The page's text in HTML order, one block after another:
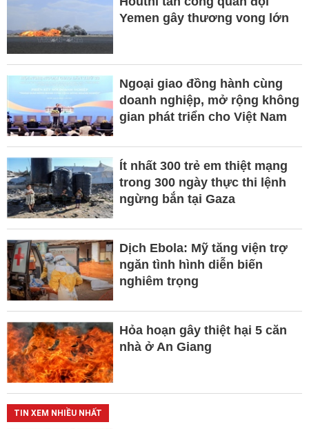
Yemen gây thương vong lớn
Ngoại giao đồng hành cùng
doanh nghiệp, mở rộng không
gian phát triển cho Việt Nam
Ít nhất 300 trẻ em thiệt mạng
trong 300 ngày thực thi lệnh
ngừng bắn tại Gaza
Dịch Ebola: Mỹ tăng viện trợ
ngăn tình hình diễn biến
nghiêm trọng
Hỏa hoạn gây thiệt hại 5 căn
nhà ở An Giang
TIN XEM NHIỀU NHẤT